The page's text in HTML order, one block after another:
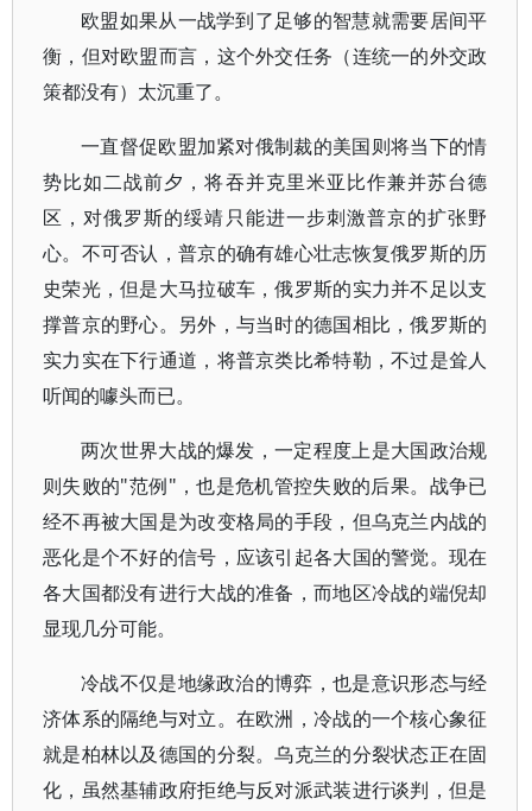
欧盟如果从一战学到了足够的智慧就需要居间平
衡，但对欧盟而言，这个外交任务（连统一的外交政
策都没有）太沉重了。
一直督促欧盟加紧对俄制裁的美国则将当下的情
势比如二战前夕，将吞并克里米亚比作兼并苏台德
区，对俄罗斯的绥靖只能进一步刺激普京的扩张野
心。不可否认，普京的确有雄心壮志恢复俄罗斯的历
史荣光，但是大马拉破车，俄罗斯的实力并不足以支
撑普京的野心。另外，与当时的德国相比，俄罗斯的
实力实在下行通道，将普京类比希特勒，不过是耸人
听闻的噱头而已。
两次世界大战的爆发，一定程度上是大国政治规
则失败的"范例"，也是危机管控失败的后果。战争已
经不再被大国是为改变格局的手段，但乌克兰内战的
恶化是个不好的信号，应该引起各大国的警觉。现在
各大国都没有进行大战的准备，而地区冷战的端倪却
显现几分可能。
冷战不仅是地缘政治的博弈，也是意识形态与经
济体系的隔绝与对立。在欧洲，冷战的一个核心象征
就是柏林以及德国的分裂。乌克兰的分裂状态正在固
化，虽然基辅政府拒绝与反对派武装进行谈判，但是